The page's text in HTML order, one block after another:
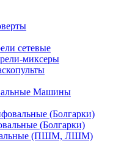
сетевые
миксеры
Машины
(Болгарки)